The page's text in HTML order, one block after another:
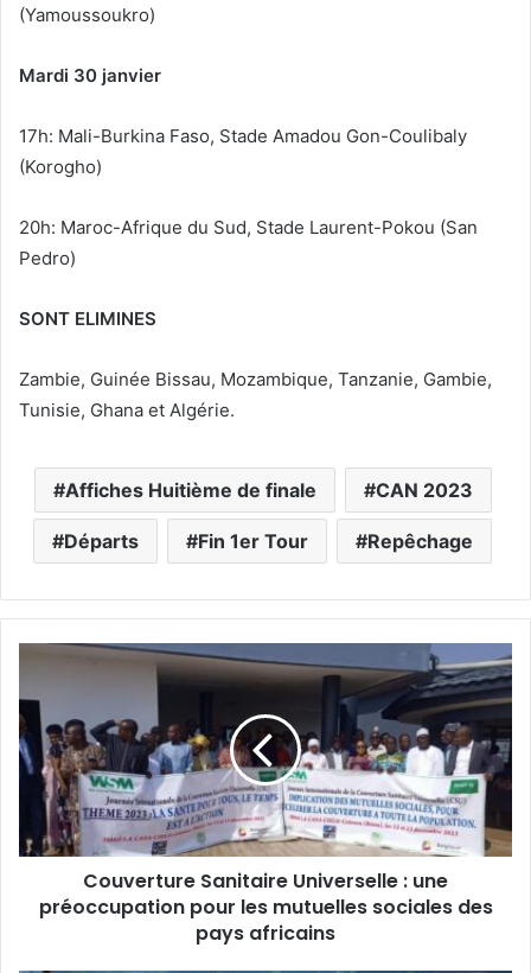
(Yamoussoukro)
Mardi 30 janvier
17h: Mali-Burkina Faso, Stade Amadou Gon-Coulibaly
(Korogho)
20h: Maroc-Afrique du Sud, Stade Laurent-Pokou (San
Pedro)
SONT ELIMINES
Zambie, Guinée Bissau, Mozambique, Tanzanie, Gambie,
Tunisie, Ghana et Algérie.
Affiches Huitième de finale CAN 2023
Départs Fin 1er Tour Repêchage
Couverture Sanitaire Universelle : une
préoccupation pour les mutuelles sociales des
pays africains